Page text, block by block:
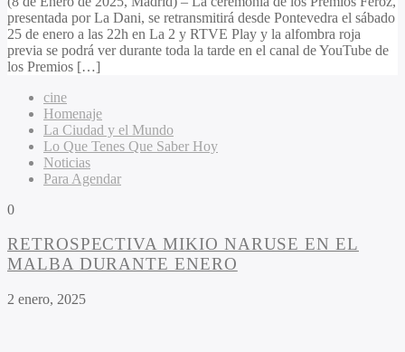
presentada por La Dani, se retransmitirá desde Pontevedra el sábado
25 de enero a las 22h en La 2 y RTVE Play y la alfombra roja
previa se podrá ver durante toda la tarde en el canal de YouTube de
los Premios […]
cine
Homenaje
La Ciudad y el Mundo
Lo Que Tenes Que Saber Hoy
Noticias
Para Agendar
0
RETROSPECTIVA MIKIO NARUSE EN EL
MALBA DURANTE ENERO
2 enero, 2025